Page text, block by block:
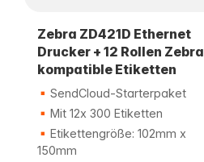
Zebra ZD421D Ethernet
Drucker + 12 Rollen Zebra
kompatible Etiketten
SendCloud-Starterpaket
Mit 12x 300 Etiketten
Etikettengröße: 102mm x
150mm